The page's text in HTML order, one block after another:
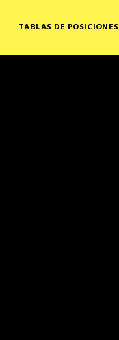
TABLAS DE POSICIONES